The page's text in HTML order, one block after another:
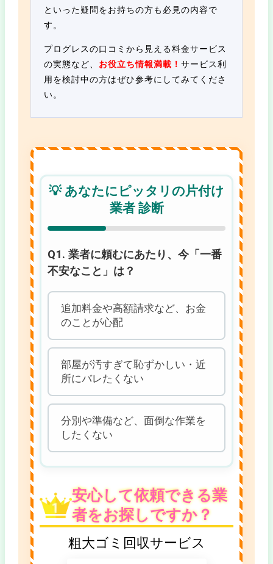
といった疑問をお持ちの方も必見の内容で
す。
プログレスの口コミから見える料金サービス
の実態など、 お役立ち情報満載！ サービス利
用を検討中の方はぜひ参考にしてみてくださ
い。
💡 あなたにピッタリの片付け
業者 診断
Q1. 業者に頼むにあたり、今「一番
不安なこと」は？
追加料金や高額請求など、お金
のことが心配
部屋が汚すぎて恥ずかしい・近
所にバレたくない
分別や準備など、面倒な作業を
したくない
安心して依頼できる業
者をお探しですか？
粗大ゴミ回収サービス